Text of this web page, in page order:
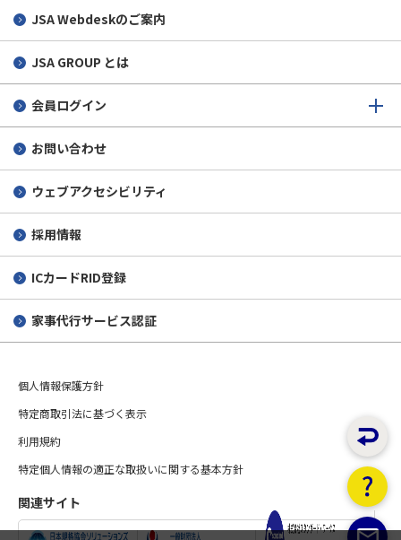
JSA Webdeskのご案内
JSA GROUP とは
会員ログイン
お問い合わせ
ウェブアクセシビリティ
採用情報
ICカードRID登録
家事代行サービス認証
個人情報保護方針
特定商取引法に基づく表示
利用規約
特定個人情報の適正な取扱いに関する基本方針
関連サイト